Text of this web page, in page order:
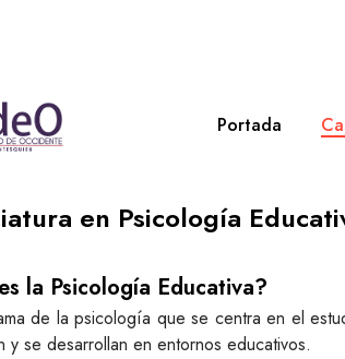
Portada
en Psicología
la Psicología Educativa?
de la psicología que se centra en el
y se desarrollan en entornos educativos.